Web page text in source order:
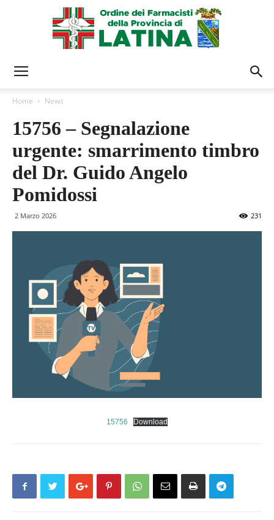
Farmacisti
Latina
Home News
15756 – Segnalazione
urgente: smarrimento timbro
del Dr. Guido Angelo
Pomidossi
2 Marzo 2026 231
15756 Download